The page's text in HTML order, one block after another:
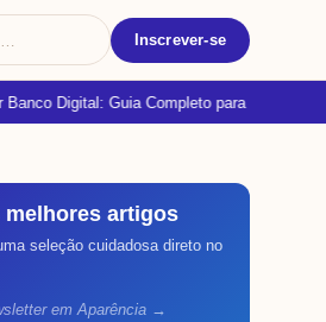
Inscrever-se
Digital: Guia Completo para Iniciantes
melhores artigos
seleção cuidadosa direto no
em Aparência →